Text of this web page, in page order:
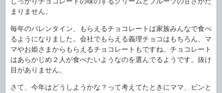
まりません。
毎年のバレンタイン、もらえるチョコレートは家族みんなで食べ
るようになりました。会社でもらえる義理チョコはもちろん、マ
マやお姫さまからもらえるチョコレートもですね。チョコレート
はあらかじめ２人が食べたいようなのを選んでるようです。抜け
目がありません。
さて、今年はどうしようかな？って考えてたときにママ、ピンと